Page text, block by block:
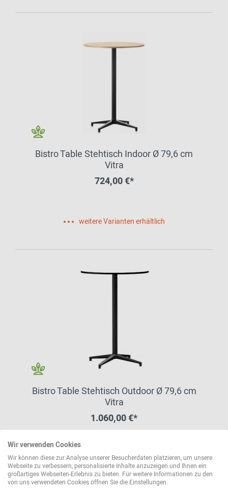
Bistro Table Stehtisch Indoor Ø 79,6 cm
Vitra
724,00 €*
weitere Varianten erhältlich
Bistro Table Stehtisch Outdoor Ø 79,6 cm
Vitra
1.060,00 €*
weitere Varianten erhältlich
Wir verwenden Cookies
Wir können diese zur Analyse unserer Besucherdaten platzieren, um unsere
Webseite zu verbessern, personalisierte Inhalte anzuzeigen und Ihnen ein
großartiges Webseiten-Erlebnis zu bieten. Für weitere Informationen zu den
von uns verwendeten Cookies öffnen Sie die Einstellungen.